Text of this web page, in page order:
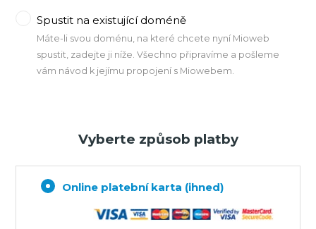
Spustit na existující doméně
Máte-li svou doménu, na které chcete nyní Mioweb
spustit, zadejte ji níže. Všechno připravíme a pošleme
vám návod k jejímu propojení s Miowebem.
Vyberte způsob platby
Online platební karta (ihned)